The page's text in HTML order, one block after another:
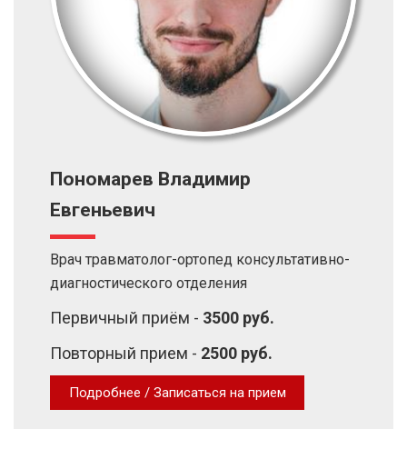
Пономарев Владимир
Евгеньевич
Врач травматолог-ортопед консультативно-
диагностического отделения
Первичный приём - 3500 руб.
Повторный прием - 2500 руб.
Подробнее / Записаться на прием